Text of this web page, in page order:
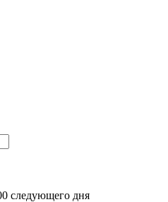
следующего дня